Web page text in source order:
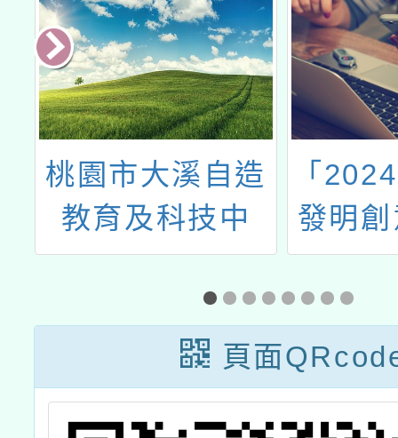
桃園市大溪自造
教育及科技中
心-113年一月份
教師研習
「
發明
頁面